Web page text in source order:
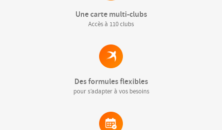
Une carte multi-clubs
Accès à 110 clubs
Des formules flexibles
pour s’adapter à vos besoins